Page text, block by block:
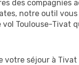
des
notre outil
Toulouse-Tivat
votre séjour à